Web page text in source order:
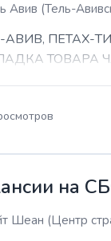
Авив (Тель-
АВИВ, ПЕТАХ-
ТОВАРА
на
Шеан (Центр